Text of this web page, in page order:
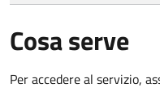
Cosa serve
Per accedere al servizio,